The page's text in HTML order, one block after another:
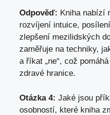
Odpověď: Kniha nabízí
rozvíjení intuice,
zlepšení mezilidských
zaměřuje na techniky,
a říkat „ne“, což
zdravé hranice.
Otázka 4: Jaké jsou
osobností, které kniha